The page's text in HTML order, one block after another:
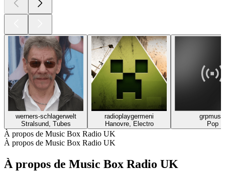
werners-schlagerwelt
Stralsund, Tubes
radioplaygermeni
Hanovre, Electro
Pop
À propos de Music Box Radio UK
À propos de Music Box Radio UK
À propos de Music Box Radio UK